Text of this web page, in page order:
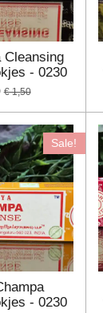
Cleansing
- 0230
€ 1,50
Sale!
- 0230